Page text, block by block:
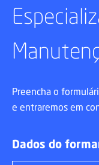
Preencha o
e entraremos em
Dados do